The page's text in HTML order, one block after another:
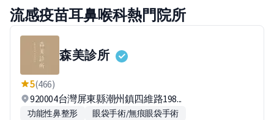
流感疫苗耳鼻喉科熱門院所
森美診所
5(466)
920004台灣屏東縣潮州鎮四維路198...
功能性鼻整形
眼袋手術/無痕眼袋手術